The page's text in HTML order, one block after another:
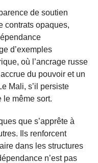
de soutien
contrats opaques,
d’exemples
où l’ancrage russe
du pouvoir et un
Mali, s’il persiste
le même sort.
que s’apprête à
Ils renforcent
dans les structures
n’est pas